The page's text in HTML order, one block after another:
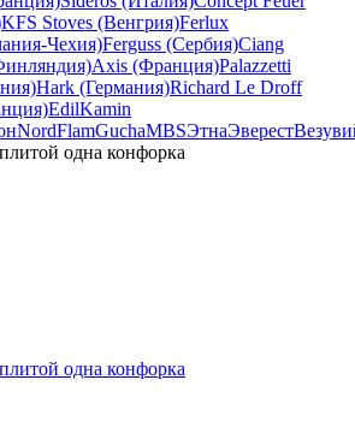
KFS Stoves (Венгрия)Ferlux
Чехия)Ferguss (Сербия)Ciang
Axis (Франция)Palazzetti
Hark (Германия)Richard Le Droff
EdilKamin
NordFlamGuchaMBSЭтнаЭверест
одна конфорка